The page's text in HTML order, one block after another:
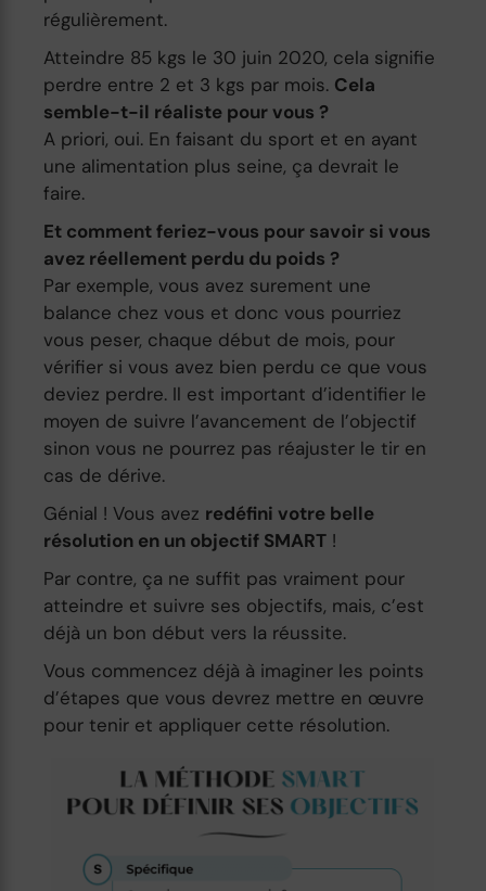
régulièrement.
Atteindre 85 kgs le 30 juin 2020, cela signifie
perdre entre 2 et 3 kgs par mois. Cela
semble-t-il réaliste pour vous ?
A priori, oui. En faisant du sport et en ayant
une alimentation plus seine, ça devrait le
faire.
Et comment feriez-vous pour savoir si vous
avez réellement perdu du poids ?
Par exemple, vous avez surement une
balance chez vous et donc vous pourriez
vous peser, chaque début de mois, pour
vérifier si vous avez bien perdu ce que vous
deviez perdre. Il est important d’identifier le
moyen de suivre l’avancement de l’objectif
sinon vous ne pourrez pas réajuster le tir en
cas de dérive.
Génial ! Vous avez redéfini votre belle
résolution en un objectif SMART !
Par contre, ça ne suffit pas vraiment pour
atteindre et suivre ses objectifs, mais, c’est
déjà un bon début vers la réussite.
Vous commencez déjà à imaginer les points
d’étapes que vous devrez mettre en œuvre
pour tenir et appliquer cette résolution.